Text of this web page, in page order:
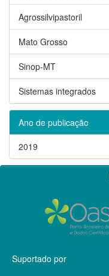
Agrossilvipastoril
Mato Grosso
Sinop-MT
Sistemas integrados
Ano de publicação
2019
Suportado por